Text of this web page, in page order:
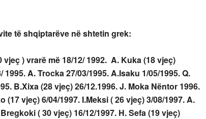
të shqiptarëve në shtetin grek:
vjeç ) vrarë më 18/12/ 1992. A. Kuka (18 vjeç)
A. Trocka 27/03/1995. A.Isaku 1/05/1995. Q.
B.Xixa (28 vjeç) 26/12.1996. J. Moka Nëntor 1996.
(17 vjeç) 6/04/1997. I.Meksi ( 26 vjeç) 3/08/1997. A.
( 30 vjeç) 16/12/1997. H. Sefa (19 vjeç)